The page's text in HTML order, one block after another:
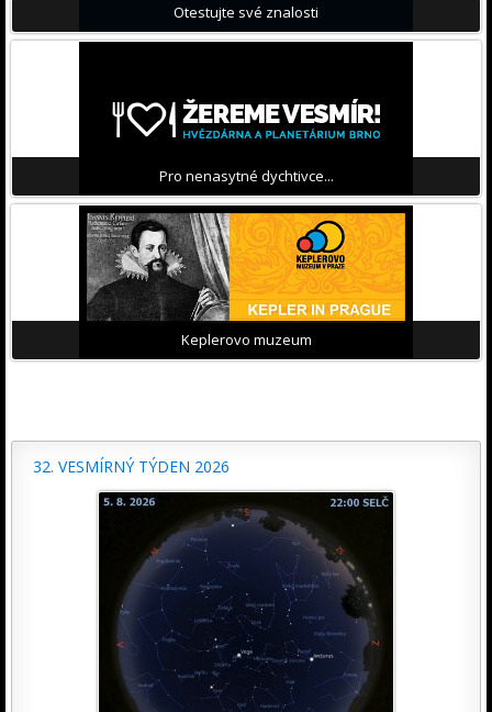
Otestujte své znalosti
Pro nenasytné dychtivce...
Keplerovo muzeum
32. VESMÍRNÝ TÝDEN 2026